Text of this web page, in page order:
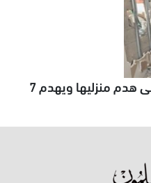
الاحتلال يجبر عائلة مقدسية على هدم منزليها ويهدم 7